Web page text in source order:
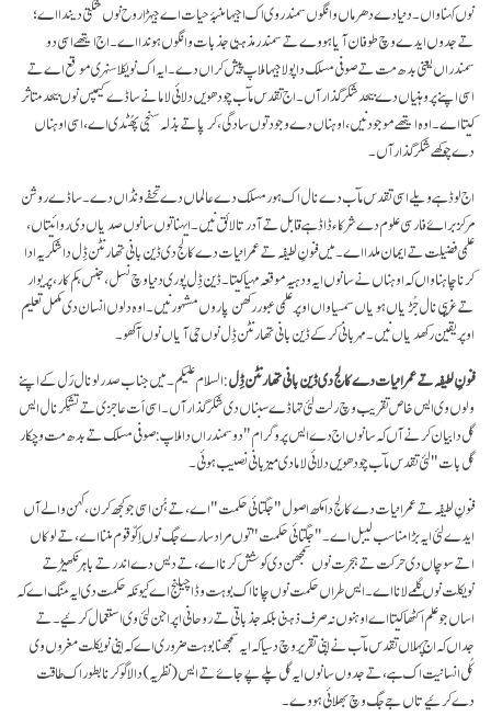
نوں کہنا واں۔ دنیا دے دھرماں وانگوں سمندر وی اک اجیہا منبۂ حیات اے جیہڑا روح نوں شکتی دیندا اے؛
تے جدوں ایدے وچ طوفان آیا ہووے تے سمندر مذہبی جذبات وانگوں ہوندا اے۔ اج ایتھے اسی دو
سمندراں یعنی بدھ مت تے صوفی مسلک دا پولا جیہا ملاپ پیش کراں دے۔ ایہ اک نویکلا سنہری موقع اے تے
اسی اپنے پروہنیاں دے بیحد شکرگذار آں۔ اج تقدس مآب چودھویں دلائی لاما نے ساڈے کیمپس نوں بیحد متاثر
کیتا اے۔ اوہ ایتھے موجود نیں، اوہناں دے وجود توں سادگی، کرپا تے بذلہ سنجی پھُٹدی اے، اسی اوہناں
دے چوکھے شکر گذار آں۔
اج لوڈہے ویلے اسی تقدس مآب دے نال اک ہور مسلک دے عالماں دے تحفے ونڈاں دے۔ ساڈے روشن
مرکز براۓ فارسی علوم دے شرکاء ڈاڈہے قابل تے آدرتا لائق نیں۔ ایہنا توں سانوں صدیاں دی روائیتاں،
علمی فضیلت تے ایمان ملدا اے۔ میں فنونِ لطیفہ تے عمرانیات دے کالج دی ڈین بانی تھارنٹن ڈِل دا شکریہ ادا
کرنا چاہنا واں کہ اوہناں نے سانوں ایہ ودہیہ موقعہ مہیا کیتا۔ ڈین ڈِل پوری دنیا وچ نسل، جنس، کم کار، پریوار
تے غریبی نال جُڑیاں ہویاں سمسیاواں اوپر علمی عبور رکھن پاروں مشہور نیں۔ اوہ دلوں انسان دی مکمل تعلیم
اوپر یقین رکھدیاں نیں۔ مہربانی کر کے ڈین بانی تھارنٹن ڈِل نوں جی آیاں نوں آکھو۔
فنونِ لطیفہ تے عمرانیات دے کالج دی ڈین بانی تھارنٹن ڈِل: السلام علیکم۔ میں جناب صدر لو نال رَل کے اپنے
ولوں وی ایس خاص تقریب وچ رلت لئی تہاڈے سبناں دی شکر گذار آں۔ اسی اَت عاجزی تے تشکّر نال ایس
گل دا بیان کرنے آں کہ سانوں اج دے ایس پروگرام "دو سمندراں دا ملاپ: صوفی مسلک تے بدھ مت وچکار
گل بات" لئی تقدس مآب چودھویں دلائی لاما دی میزبانی نصیب ہوئی۔
فنونِ لطیفہ تے عمرانیات دے کالج دا مکھ اصول "جگتائی حکمت" اے، تے ہُن اسی جو کجھ کرن، کہن والے آں
ایدے لئی ایہ بڑا مناسب لیبل اے۔ "جگتائی حکمت" توں مراد سارے جگ نوں اِکّو قوم مننا اے، تے لوکاں
اتے سوچاں دی حرکت تے ہجرت نوں سمجھن دی کوشش کرنا اے، تے دیس دے اندر تے باہر نکھیڑ تے
نویکلت نوں گلمے لانا اے۔ ایس طراں حکمت نوں چانا اک بوہت وڈا چیلنج اے کیونکہ حکمت دی ایہ منگ اے کہ
اساں جو علم اکٹھا کیتا اے اوہنوں نہ صرف ذہنی بلکہ جذباتی تے روحانی اپراجن لئی وی استعمال کرئیے۔ تے
جداں کہ اج پہلاں تقدس مآب نے اپنی تقریر وچ دسیا کہ ایہ سمجھنا بوہت ضروری اے کہ اینی نویکلت مغروں وی
کُل انسانیت اک ہے، تے جدوں سانوں ایہ گل پلے پے جاۓ تے ایس (نظریہ) دا لاگو کرنا بطور اک طاقت
دے کرئیے تاں جے جگ وچ بھلائی ہووے۔